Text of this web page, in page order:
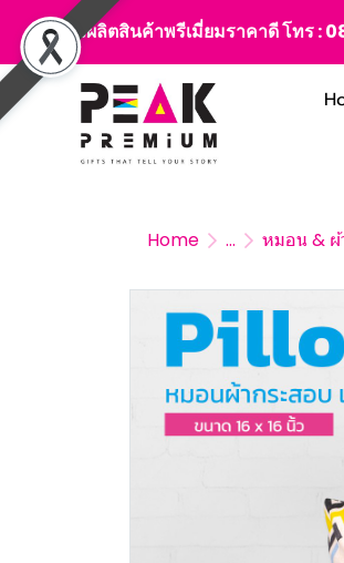
สั่งผลิตสินค้าพรีเมี่ยมราคาดี โทร :
Home ... หมอน &